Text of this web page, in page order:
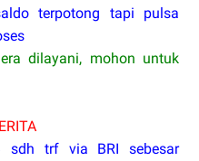
terpotong tapi pulsa
dilayani, mohon untuk
sdh trf via BRI sebesar